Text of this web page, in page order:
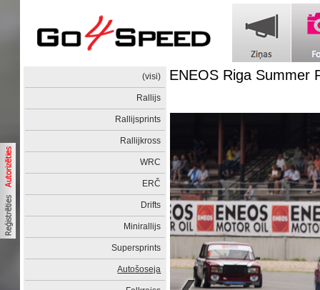
(visi)
Rallijs
Rallijsprints
Rallijkross
WRC
ERČ
Drifts
Minirallijs
Supersprints
Autošoseja
ENEOS Riga Summer